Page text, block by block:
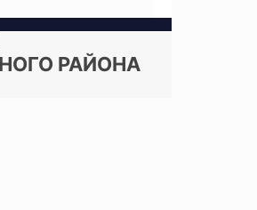
РАЙОНА